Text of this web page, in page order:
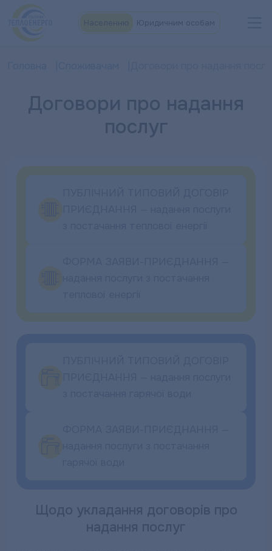
Юридичним особам
Договори про надання
послуг
Щодо укладання договорів про
надання послуг